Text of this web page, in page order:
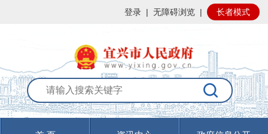
登录 | 无障碍浏览 | 长者模式